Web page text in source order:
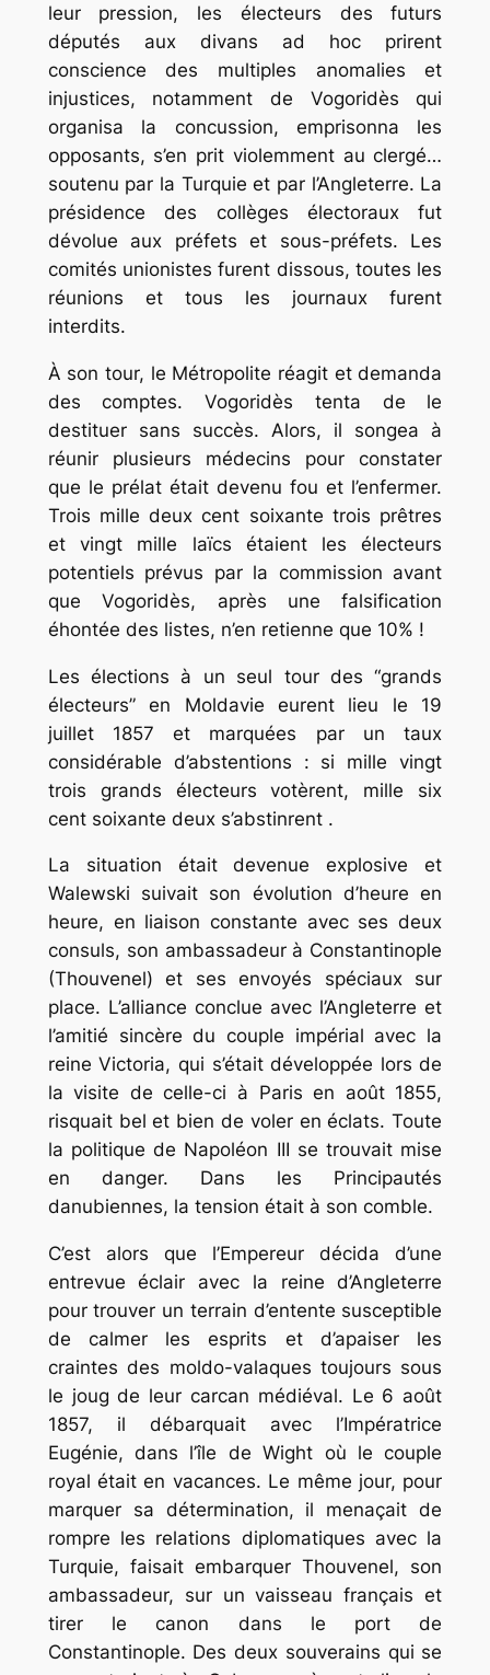
leur pression, les électeurs des futurs
députés aux divans ad hoc prirent
conscience des multiples anomalies et
injustices, notamment de Vogoridès qui
organisa la concussion, emprisonna les
opposants, s’en prit violemment au clergé…
soutenu par la Turquie et par l’Angleterre. La
présidence des collèges électoraux fut
dévolue aux préfets et sous-préfets. Les
comités unionistes furent dissous, toutes les
réunions et tous les journaux furent
interdits.
À son tour, le Métropolite réagit et demanda
des comptes. Vogoridès tenta de le
destituer sans succès. Alors, il songea à
réunir plusieurs médecins pour constater
que le prélat était devenu fou et l’enfermer.
Trois mille deux cent soixante trois prêtres
et vingt mille laïcs étaient les électeurs
potentiels prévus par la commission avant
que Vogoridès, après une falsification
éhontée des listes, n’en retienne que 10% !
Les élections à un seul tour des “grands
électeurs” en Moldavie eurent lieu le 19
juillet 1857 et marquées par un taux
considérable d’abstentions : si mille vingt
trois grands électeurs votèrent, mille six
cent soixante deux s’abstinrent .
La situation était devenue explosive et
Walewski suivait son évolution d’heure en
heure, en liaison constante avec ses deux
consuls, son ambassadeur à Constantinople
(Thouvenel) et ses envoyés spéciaux sur
place. L’alliance conclue avec l’Angleterre et
l’amitié sincère du couple impérial avec la
reine Victoria, qui s’était développée lors de
la visite de celle-ci à Paris en août 1855,
risquait bel et bien de voler en éclats. Toute
la politique de Napoléon III se trouvait mise
en danger. Dans les Principautés
danubiennes, la tension était à son comble.
C’est alors que l’Empereur décida d’une
entrevue éclair avec la reine d’Angleterre
pour trouver un terrain d’entente susceptible
de calmer les esprits et d’apaiser les
craintes des moldo-valaques toujours sous
le joug de leur carcan médiéval. Le 6 août
1857, il débarquait avec l’Impératrice
Eugénie, dans l’île de Wight où le couple
royal était en vacances. Le même jour, pour
marquer sa détermination, il menaçait de
rompre les relations diplomatiques avec la
Turquie, faisait embarquer Thouvenel, son
ambassadeur, sur un vaisseau français et
tirer le canon dans le port de
Constantinople. Des deux souverains qui se